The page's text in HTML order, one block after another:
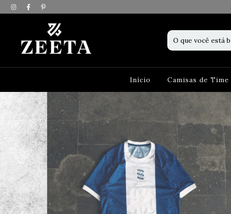
Início Camisas de Time